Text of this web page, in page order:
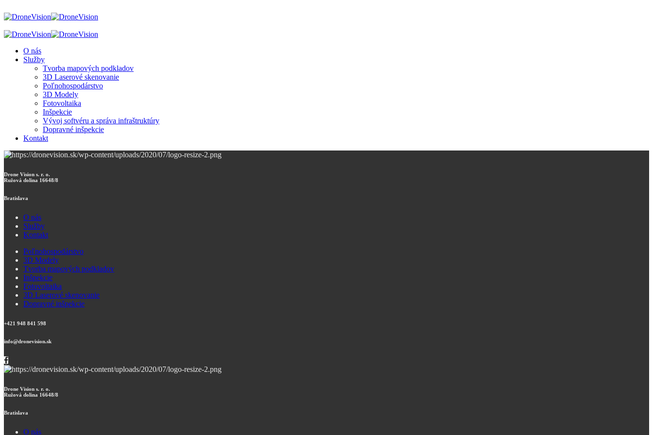
O nás
Služby
Tvorba mapových podkladov
3D Laserové skenovanie
Poľnohospodárstvo
3D Modely
Fotovoltaika
Inšpekcie
Vývoj softvéru a správa infraštruktúry
Dopravné inšpekcie
Kontakt
Drone Vision s. r. o.
Ružová dolina 16648/8
Bratislava
O nás
Služby
Kontakt
Poľnohospodárstvo
3D Modely
Tvorba mapových podkladov
Inšpekcie
Fotovoltaika
3D Laserové skenovanie
Dopravné inšpekcie
+421 948 841 598
info@dronevision.sk
Drone Vision s. r. o.
Ružová dolina 16648/8
Bratislava
O nás